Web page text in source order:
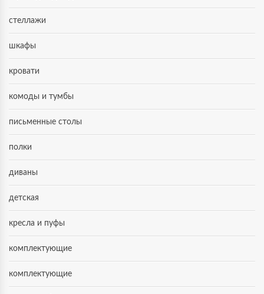
стеллажи
шкафы
кровати
комоды и тумбы
письменные столы
полки
диваны
детская
кресла и пуфы
комплектующие
комплектующие